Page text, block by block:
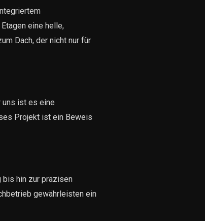
eine helle,
Dach, der nicht nur für
uns ist es eine
Projekt ist ein Beweis
bis hin zur präzisen
gewährleisten ein